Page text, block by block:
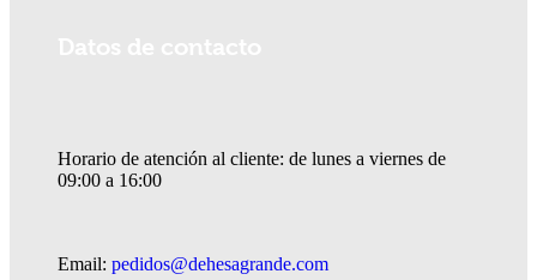
Horario de atención al cliente: de lunes a viernes de
09:00 a 16:00
Email: pedidos@dehesagrande.com